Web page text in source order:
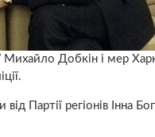
Добкін і мер
Партії регіонів Інна